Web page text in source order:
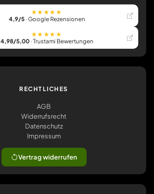
★★★★★
4,9/5· Google Rezensionen
★★★★★
4,98/5,00· Trustami Bewertungen
RECHTLICHES
AGB
Widerrufsrecht
Datenschutz
Impressum
Vertrag widerrufen